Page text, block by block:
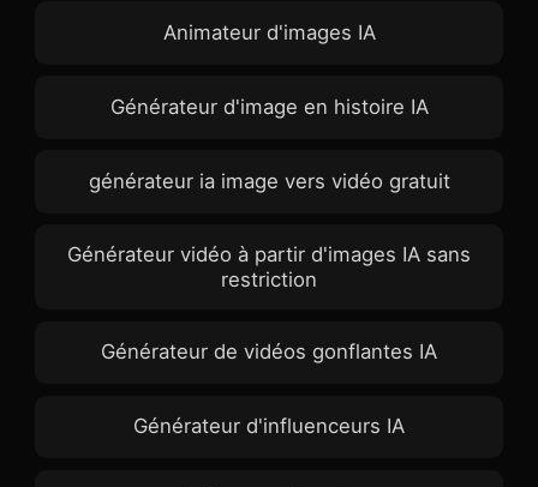
Animateur d'images IA
Générateur d'image en histoire IA
générateur ia image vers vidéo gratuit
Générateur vidéo à partir d'images IA sans
restriction
Générateur de vidéos gonflantes IA
Générateur d'influenceurs IA